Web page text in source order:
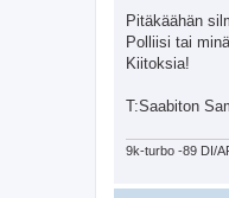
Pitäkäähän
Polliisi tai
Kiitoksia!
T:Saabiton
9k-turbo -89 DI/